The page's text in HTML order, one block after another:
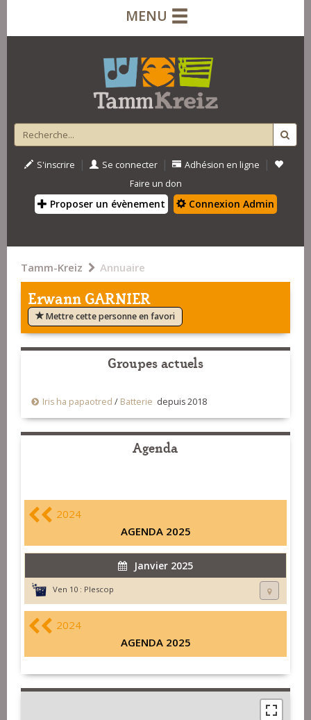
MENU
S'inscrire | Se connecter | Adhésion en ligne |
Faire un don
Proposer un évènement Connexion Admin
Tamm-Kreiz Annuaire
Erwann GARNIER
Mettre cette personne en favori
Groupes actuels
Iris ha papaotred / Batterie depuis 2018
Agenda
2024
AGENDA 2025
Janvier 2025
Ven 10 : Plescop
2024
AGENDA 2025